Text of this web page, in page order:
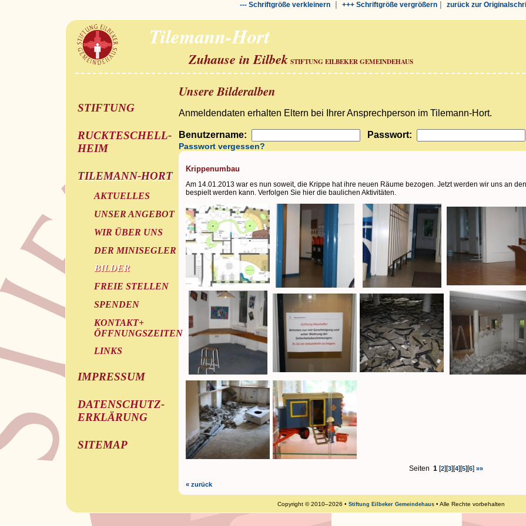
--- Schriftgröße verkleinern| +++ Schriftgröße vergrößern| zurück zur
Tilemann-Hort
Zuhause in Eilbek STIFTUNG EILBEKER GEMEINDEHAUS
STIFTUNG
RUCKTESCHELL-
HEIM
TILEMANN-HORT
AKTUELLES
UNSER ANGEBOT
WIR ÜBER UNS
DER MINISEGLER
BILDER
FREIE STELLEN
SPENDEN
KONTAKT+
ÖFFNUNGSZEITEN
LINKS
IMPRESSUM
DATENSCHUTZ-
ERKLÄRUNG
SITEMAP
Unsere Bilderalben
Anmeldendaten erhalten Eltern bei Ihrer Ansprechperson im Tilemann-Hort.
Benutzername: Passwort:
Passwort vergessen?
Krippenumbau
Am 14.01.2013 war es nun soweit, die Krippe hat ihre neuen Räume bezogen. Jetzt werden wir uns an
bespielt werden kann. Verfolgen Sie hier die baulichen Aktivitäten.
Seiten 1 [2][3][4][5][6] »»
« zurück
Copyright © 2010–2026 •Stiftung Eilbeker Gemeindehaus • Alle Rechte vorbehalten